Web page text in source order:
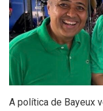
A política de Bayeux